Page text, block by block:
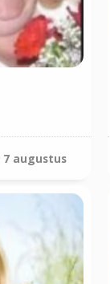
7 augustus